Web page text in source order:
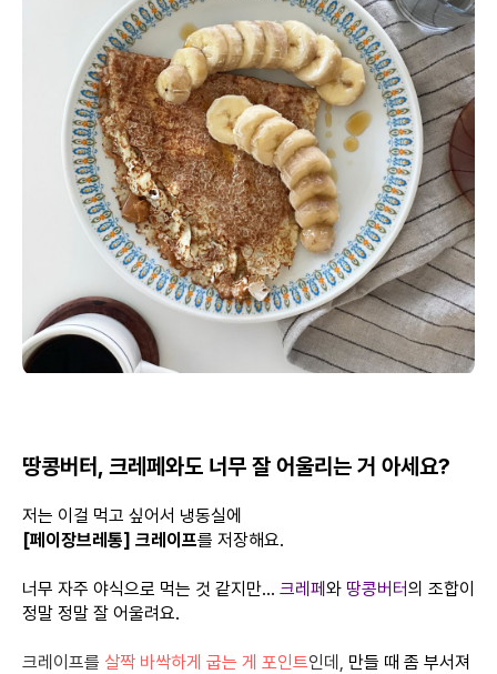
땅콩버터, 크레페와도 너무 잘 어울리는 거 아세요?
저는 이걸 먹고 싶어서 냉동실에
[페이장브레통] 크레이프를 저장해요.
너무 자주 야식으로 먹는 것 같지만... 크레페와 땅콩버터의 조합이
정말 정말 잘 어울려요.
크레이프를 살짝 바싹하게 굽는 게 포인트인데, 만들 때 좀 부서져